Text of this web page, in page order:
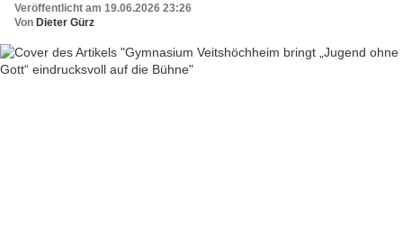
Veröffentlicht am 19.06.2026 23:26
Von Dieter Gürz